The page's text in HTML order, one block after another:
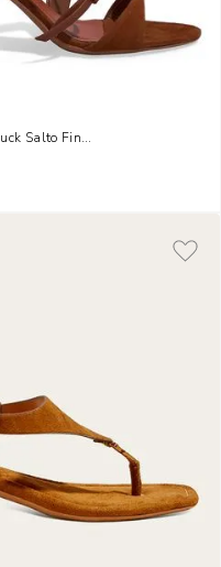
Salto Fino Marrom Safari